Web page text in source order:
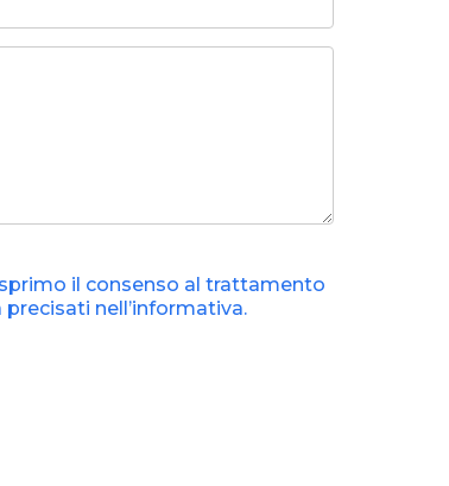
il consenso al trattamento
nell’informativa.